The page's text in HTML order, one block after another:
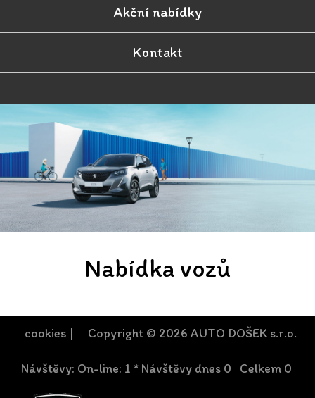
Akční nabídky
Kontakt
Nabídka vozů
cookies | Copyright © 2026 AUTO DOŠEK s.r.o.
Návštěvy: On-line: 1 * Návštěvy dnes 0 Celkem 0